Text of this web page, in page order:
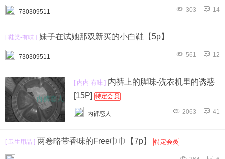
730309511 303 14
[ 鞋类-有味 ] 妹子在试她那双新买的小白鞋【5p】
730309511 561 12
[ 内内-有味 ]内裤上的腥味-洗衣机里的诱惑
[15P] 特定会员
内裤恋人 2063 41
[ 卫生用品 ] 两卷略带香味的Free巾巾【7p】 特定会员